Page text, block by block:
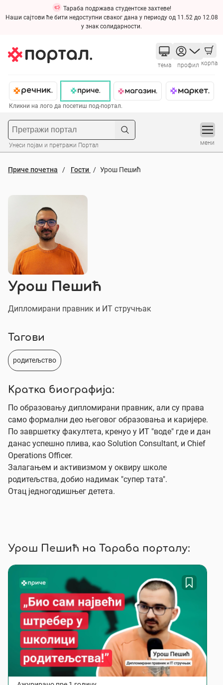
Тараба подржава студентске захтеве!
Наши сајтови ће бити недоступни сваког дана у периоду од 11.52 до 12.08
у знак солидарности.
тема профил корпа
Кликни на лого да посетиш под-портал.
Унеси појам и претражи Портал мени
Приче почетна Гости Урош Пешић
Урош Пешић
Дипломирани правник и ИТ стручњак
Тагови
родитељство
Кратка биографија:
По образовању дипломирани правник, али су права
само формални део његовог образовања и каријере.
По завршетку факултета, кренуо у ИТ "воде" где и дан
данас успешно плива, као Solution Consultant, и Chief
Operations Officer.
Залагањем и активизмом у оквиру школе
родитељства, добио надимак "супер тата".
Oтац једногодишњег детета.
Урош Пешић на Тараба порталу: